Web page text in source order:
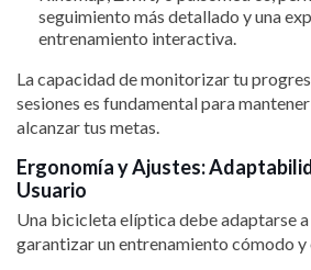
seguimiento más detallado y una
entrenamiento interactiva.
La capacidad de monitorizar tu
sesiones es fundamental para
alcanzar tus metas.
Ergonomía y Ajustes:
Usuario
Una bicicleta elíptica debe adaptarse
garantizar un entrenamiento cómodo